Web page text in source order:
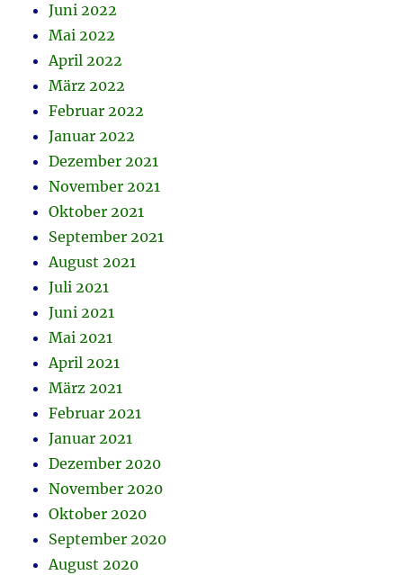
Juni 2022
Mai 2022
April 2022
März 2022
Februar 2022
Januar 2022
Dezember 2021
November 2021
Oktober 2021
September 2021
August 2021
Juli 2021
Juni 2021
Mai 2021
April 2021
März 2021
Februar 2021
Januar 2021
Dezember 2020
November 2020
Oktober 2020
September 2020
August 2020